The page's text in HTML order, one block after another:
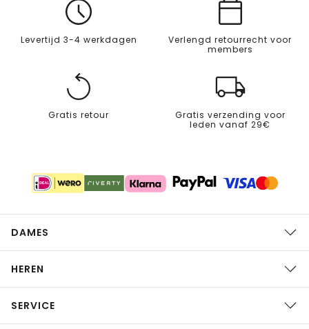
Levertijd 3-4 werkdagen
Verlengd retourrecht voor
members
Gratis retour
Gratis verzending voor
leden vanaf 29€
DAMES
HEREN
SERVICE